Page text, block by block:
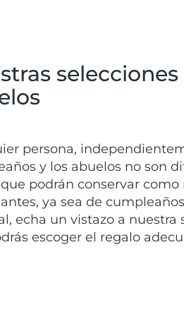
persona,
y los abuelos no son
podrán conservar
ya sea de
echa un vistazo a
escoger el regalo